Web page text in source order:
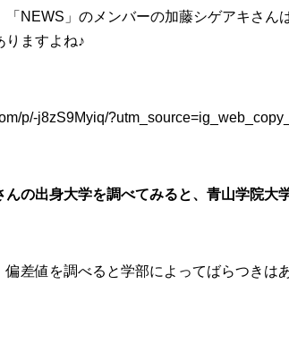
NEWS」のメンバーの加藤シゲアキさん
りますよね♪
p/-j8zS9Myiq/
の出身大学を調べてみると、青山学院大
偏差値を調べると学部によってばらつきは